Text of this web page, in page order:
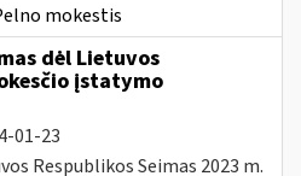
mokestis
dėl Lietuvos
įstatymo
01-23
Respublikos Seimas 2023 m.